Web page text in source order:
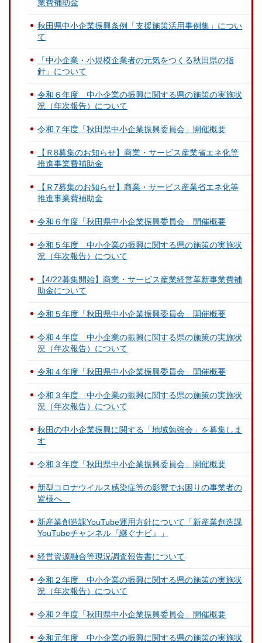
業費補助金
秋田県中小企業振興条例「支援施策活用事例集」につい
て
「中小企業・小規模企業者の元気をつくる秋田県の指
針」について
令和６年度 中小企業の振興に関する県の施策の実施状
況（年次報告）について
令和７年度「秋田県中小企業振興委員会」開催概要
【Ｒ8募集のお知らせ】商業・サービス産業省エネ化等
推進事業費補助金
【Ｒ7募集のお知らせ】商業・サービス産業省エネ化等
推進事業費補助金
令和６年度「秋田県中小企業振興委員会」開催概要
令和５年度 中小企業の振興に関する県の施策の実施状
況（年次報告）について
【4/22募集開始】商業・サービス産業経営革新事業費補
助金について
令和５年度「秋田県中小企業振興委員会」開催概要
令和４年度 中小企業の振興に関する県の施策の実施状
況（年次報告）について
令和４年度「秋田県中小企業振興委員会」開催概要
令和３年度 中小企業の振興に関する県の施策の実施状
況（年次報告）について
秋田の中小企業振興に関する「地域勉強会」を募集しま
す
令和３年度「秋田県中小企業振興委員会」開催概要
新型コロナウイルス感染症等の影響でお困りの事業者の
皆様へ
新産業創造課YouTube運用方針について「新産業創造課
YouTubeチャンネル『継ぐナビ』」
経営資源融合等現況調査報告書について
令和２年度 中小企業の振興に関する県の施策の実施状
況（年次報告）について
令和２年度「秋田県中小企業振興委員会」開催概要
令和元年度 中小企業の振興に関する県の施策の実施状